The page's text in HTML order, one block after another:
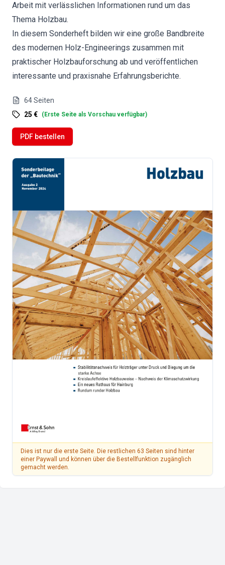
Arbeit mit verlässlichen Informationen rund um das
Thema Holzbau.
In diesem Sonderheft bilden wir eine große Bandbreite
des modernen Holz-Engineerings zusammen mit
praktischer Holzbauforschung ab und veröffentlichen
interessante und praxisnahe Erfahrungsberichte.
64Seiten
25 €
( Erste Seite als Vorschau verfügbar)
PDF bestellen
Dies ist nur die erste Seite. Die restlichen 63 Seiten sind hinter
einer Paywall und können über die Bestellfunktion zugänglich
gemacht werden.